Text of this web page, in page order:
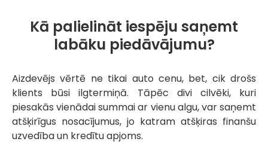
Kā palielināt iespēju saņemt
labāku piedāvājumu?
Aizdevējs vērtē ne tikai auto cenu, bet, cik drošs
klients būsi ilgtermiņā. Tāpēc divi cilvēki, kuri
piesakās vienādai summai ar vienu algu, var saņemt
atšķirīgus nosacījumus, jo katram atšķiras finanšu
uzvedība un kredītu apjoms.